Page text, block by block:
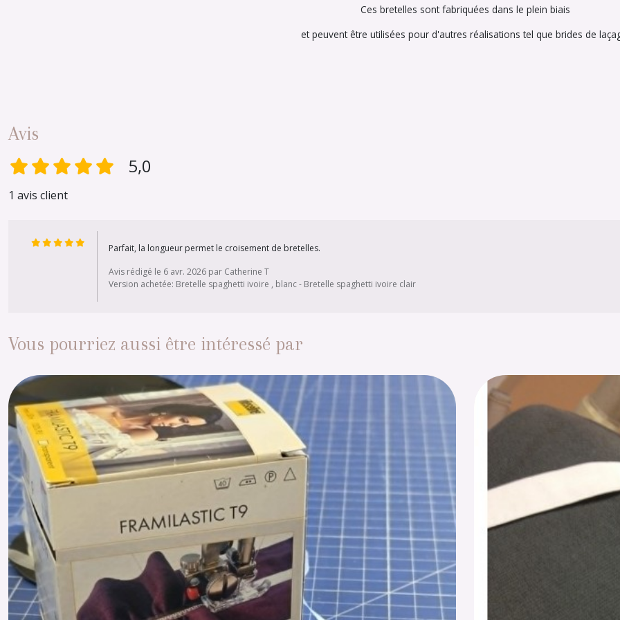
Ces bretelles sont fabriquées dans le plein biais
et peuvent être utilisées pour d'autres réalisations tel que brides de
Avis
5,0
1 avis client
Parfait, la longueur permet le croisement de bretelles.
Avis rédigé le 6 avr. 2026 par Catherine T
Version achetée: Bretelle spaghetti ivoire , blanc - Bretelle spaghetti ivoire clair
Vous pourriez aussi être intéressé par